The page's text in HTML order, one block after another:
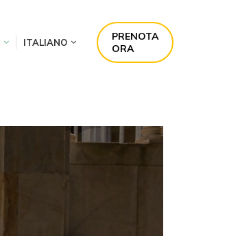
ITALIANO
PRENOTA
ORA